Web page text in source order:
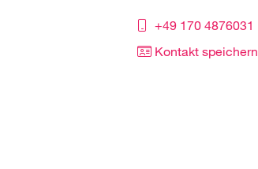
+49 170 4876031
Kontakt speichern